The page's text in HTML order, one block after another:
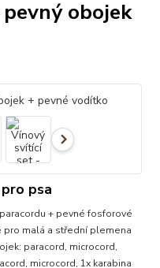
obojek
psa
+ pevné fosforové
malá a střední plemena
paracord, microcord,
microcord, 1x karabina